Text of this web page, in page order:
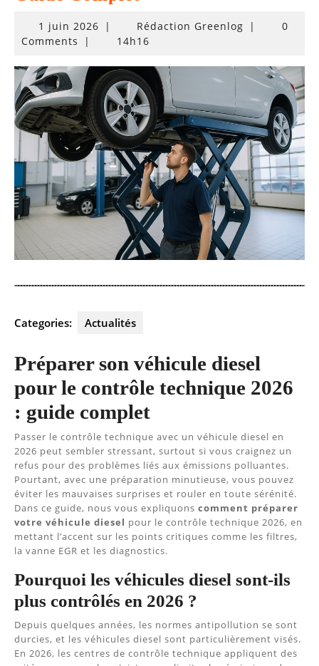
1 juin 20261
juin
| Rédaction Greenlog |
0
Comments
| 14h16
Categories: Actualités
Préparer son véhicule diesel
pour le contrôle technique 2026
: guide complet
Passer le contrôle technique avec un véhicule diesel en
2026 peut sembler stressant, surtout si vous craignez un
refus pour des problèmes liés aux émissions polluantes.
Pourtant, avec une préparation minutieuse, vous pouvez
éviter les mauvaises surprises et rouler en toute sérénité.
Dans ce guide, nous vous expliquons comment préparer
votre véhicule diesel pour le contrôle technique 2026, en
mettant l’accent sur les points critiques comme les filtres,
la vanne EGR et les diagnostics.
Pourquoi les véhicules diesel sont-ils
plus contrôlés en 2026 ?
Depuis quelques années, les normes antipollution se sont
durcies, et les véhicules diesel sont particulièrement visés.
En 2026, les centres de contrôle technique appliquent des